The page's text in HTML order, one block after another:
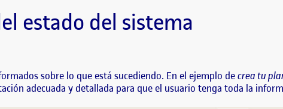
estado del sistema
sobre lo que está sucediendo. En el ejemplo decrea tu
adecuada y detallada para que el usuario tenga toda la